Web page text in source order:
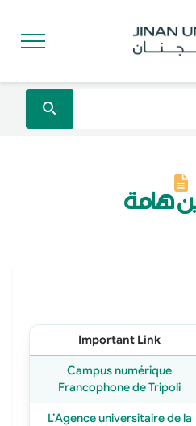
هامة
Important Link
Campus numérique
Francophone de Tripoli
L’Agence universitaire de la